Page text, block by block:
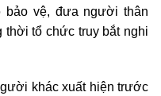
bảo vệ, đưa người thân
thời tổ chức truy bắt nghi
khác xuất hiện trước